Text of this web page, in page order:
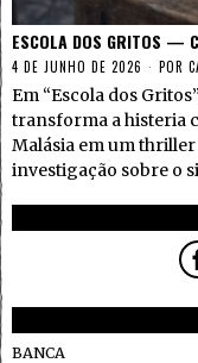
ESCOLA DOS GRITOS —
4 DE JUNHO DE 2026 POR
Em “Escola dos
transforma a histeria
Malásia em um
investigação sobre o
BANCA